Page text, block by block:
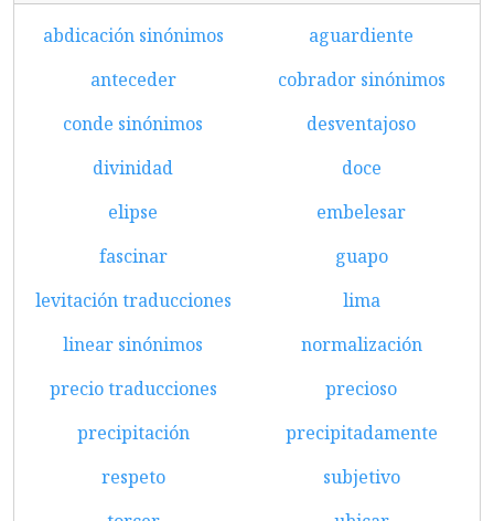
abdicación sinónimos
aguardiente
anteceder
cobrador sinónimos
conde sinónimos
desventajoso
divinidad
doce
elipse
embelesar
fascinar
guapo
levitación traducciones
lima
linear sinónimos
normalización
precio traducciones
precioso
precipitación
precipitadamente
respeto
subjetivo